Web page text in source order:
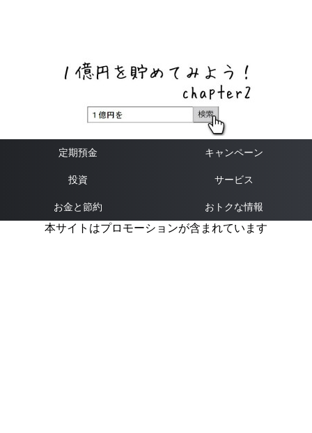
定期預金 キャンペーン
投資 サービス
お金と節約 おトクな情報
本サイトはプロモーションが含まれています